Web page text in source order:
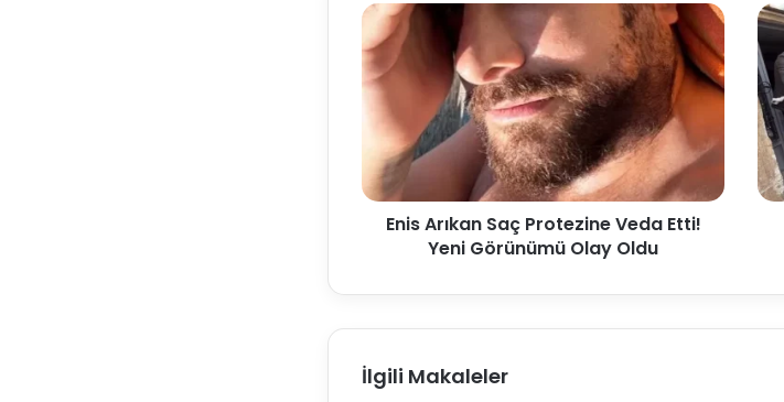
Enis Arıkan Saç Protezine Veda Etti!
Yeni Görünümü Olay Oldu
İlgili Makaleler